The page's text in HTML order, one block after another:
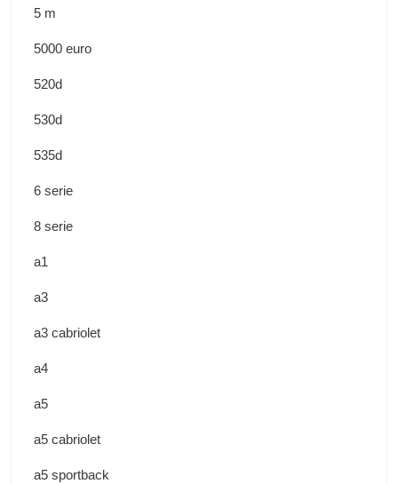
5 m
5000 euro
520d
530d
535d
6 serie
8 serie
a1
a3
a3 cabriolet
a4
a5
a5 cabriolet
a5 sportback